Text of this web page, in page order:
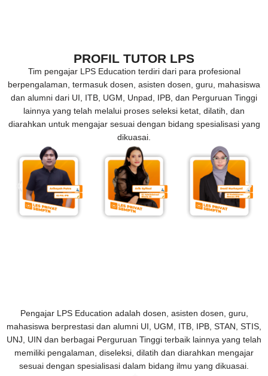
PROFIL TUTOR LPS
Tim pengajar LPS Education terdiri dari para profesional
berpengalaman, termasuk dosen, asisten dosen, guru, mahasiswa
dan alumni dari UI, ITB, UGM, Unpad, IPB, dan Perguruan Tinggi
lainnya yang telah melalui proses seleksi ketat, dilatih, dan
diarahkan untuk mengajar sesuai dengan bidang spesialisasi yang
dikuasai.
Pengajar LPS Education adalah dosen, asisten dosen, guru,
mahasiswa berprestasi dan alumni UI, UGM, ITB, IPB, STAN, STIS,
UNJ, UIN dan berbagai Perguruan Tinggi terbaik lainnya yang telah
memiliki pengalaman, diseleksi, dilatih dan diarahkan mengajar
sesuai dengan spesialisasi dalam bidang ilmu yang dikuasai.